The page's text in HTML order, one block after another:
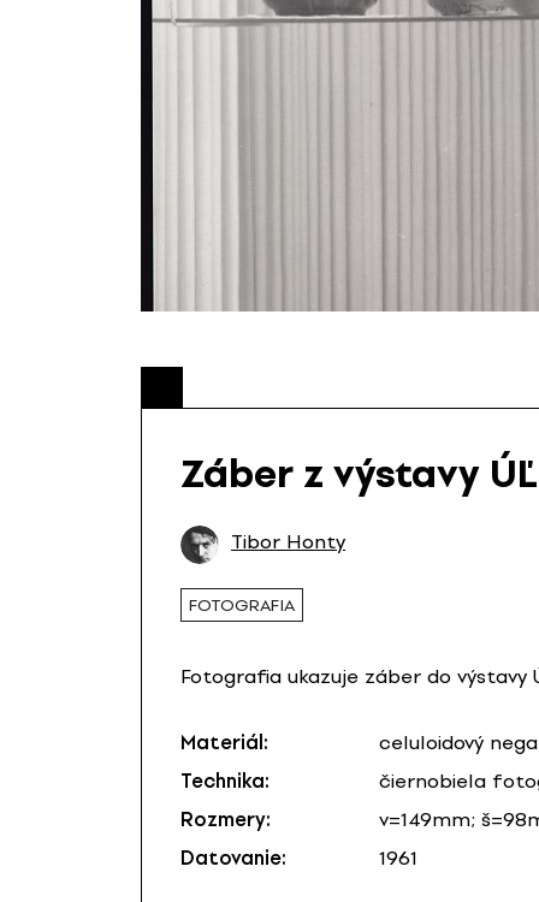
Záber z výstavy
Tibor Honty
FOTOGRAFIA
Fotografia ukazuje záber do výstavy
Materiál:
celuloidový
Technika:
čiernobiela
Rozmery:
v=149mm;
Datovanie:
1961